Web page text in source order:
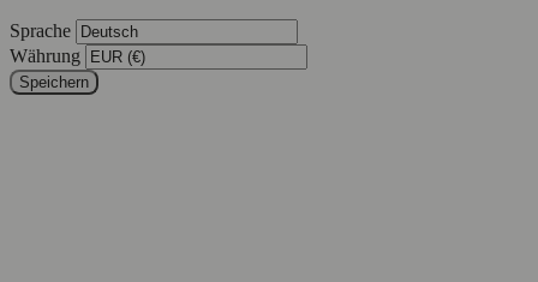
Sprache
Währung
Speichern